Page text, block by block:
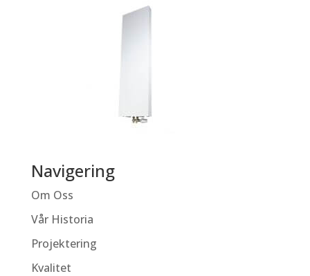
Navigering
Om Oss
Vår Historia
Projektering
Kvalitet